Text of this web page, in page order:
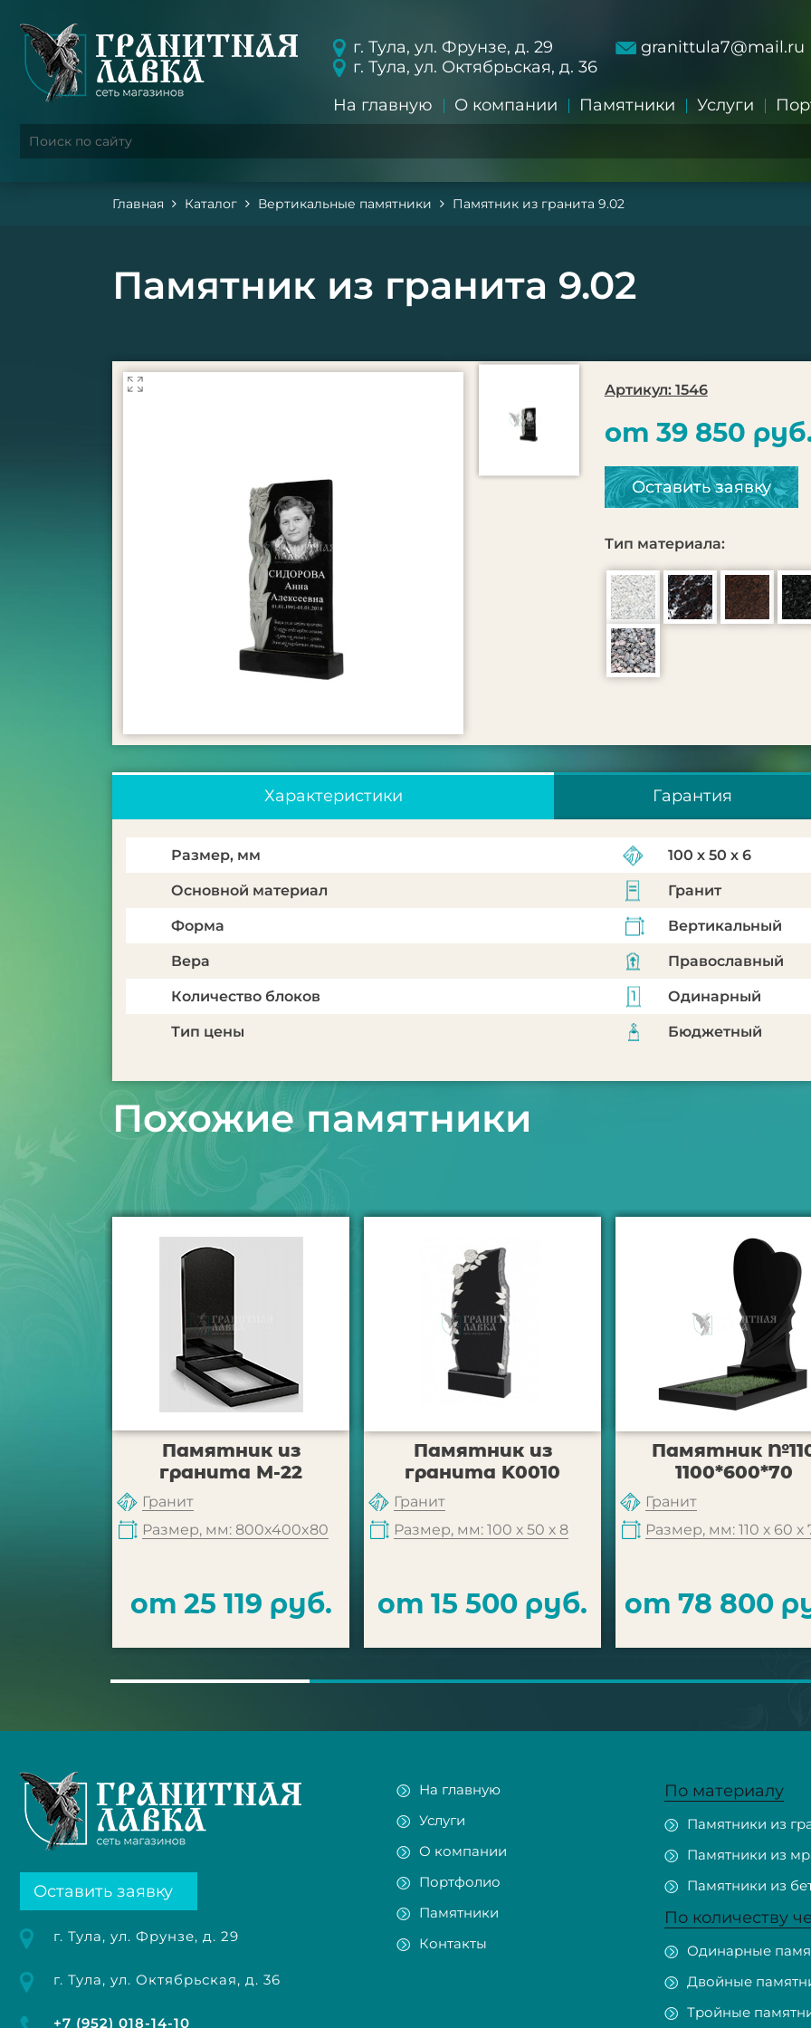
г. Тула, ул. Фрунзе, д. 29
г. Тула, ул. Октябрьская, д. 36
granittula7@mail.ru
На главную О компании Памятники Услуги
Главная Каталог Вертикальные памятники Памятник из гранита 9.02
Памятник из гранита 9.02
Артикул: 1546
от 39 850
Оставить заявку
Тип материала:
Характеристики Гарантия
Размер, мм 100 х 50 х 6
Основной материал Гранит
Форма Вертикальный
Вера Православный
Количество блоков Одинарный
Тип цены Бюджетный
Похожие памятники
Памятник из
гранита М-22
Гранит
Размер, мм: 800x400x80
от 25 119 руб.
Памятник из
гранита K0010
Гранит
Размер, мм: 100 х 50 х 8
от 15 500 руб.
Памятник
1100*600*70
Гранит
Размер, мм: 110 х 60 х
от 78 800
Оставить заявку
г. Тула, ул. Фрунзе, д. 29
г. Тула, ул. Октябрьская, д. 36
+7 (952) 018-14-10
На главную
Услуги
О компании
Портфолио
Памятники
Контакты
По материалу
Памятники из
Памятники из
Памятники из
По количеству
Одинарные
Двойные
Тройные